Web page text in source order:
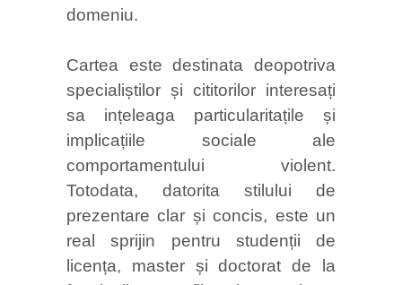
domeniu.
Cartea este destinata deopotriva
specialiștilor și cititorilor interesați
sa ințeleaga particularitațile și
implicațiile sociale ale
comportamentului violent.
Totodata, datorita stilului de
prezentare clar și concis, este un
real sprijin pentru studenții de
licența, master și doctorat de la